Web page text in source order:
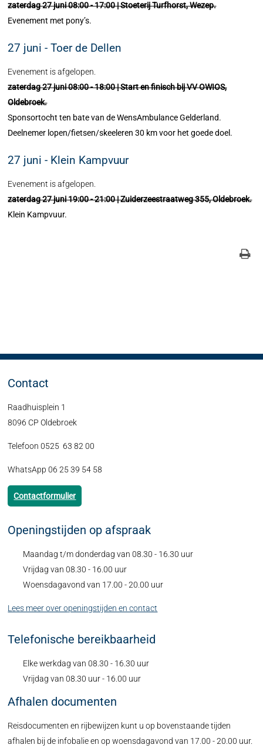
zaterdag 27 juni 08:00 - 17:00 | Stoeterij Turfhorst, Wezep.
Evenement met pony’s.
27 juni - Toer de Dellen
Evenement is afgelopen.
zaterdag 27 juni 08:00 - 18:00 | Start en finisch bij VV OWIOS,
Oldebroek.
Sponsortocht ten bate van de WensAmbulance Gelderland.
Deelnemer lopen/fietsen/skeeleren 30 km voor het goede doel.
27 juni - Klein Kampvuur
Evenement is afgelopen.
zaterdag 27 juni 19:00 - 21:00 | Zuiderzeestraatweg 355, Oldebroek.
Klein Kampvuur.
Contact
Raadhuisplein 1
8096 CP Oldebroek
Telefoon 0525 63 82 00
WhatsApp 06 25 39 54 58
Contactformulier
Openingstijden op afspraak
Maandag t/m donderdag van 08.30 - 16.30 uur
Vrijdag van 08.30 - 16.00 uur
Woensdagavond van 17.00 - 20.00 uur
Lees meer over openingstijden en contact
Telefonische bereikbaarheid
Elke werkdag van 08.30 - 16.30 uur
Vrijdag van 08.30 uur - 16.00 uur
Afhalen documenten
Reisdocumenten en rijbewijzen kunt u op bovenstaande tijden
afhalen bij de infobalie en op woensdagavond van 17.00 - 20.00 uur.